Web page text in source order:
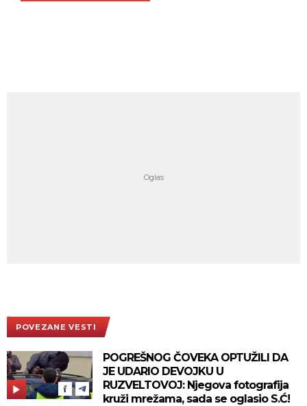
POVEZANE VESTI
POGREŠNOG ČOVEKA OPTUŽILI DA
JE UDARIO DEVOJKU U
RUZVELTOVOJ: Njegova fotografija
kruži mrežama, sada se oglasio S.Ć!